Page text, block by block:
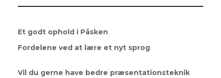
Et godt ophold i Påsken
Fordelene ved at lære et nyt sprog
Vil du gerne have bedre præsentationsteknik